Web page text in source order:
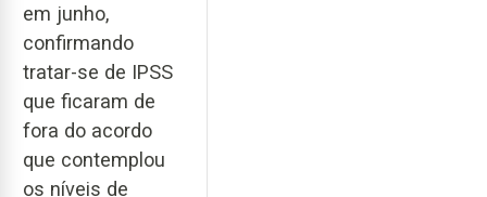
em junho,
confirmando
tratar-se de IPSS
que ficaram de
fora do acordo
que contemplou
os níveis de